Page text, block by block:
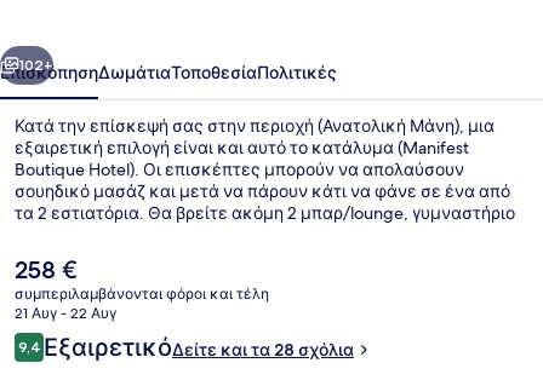
Επόμενο
102+
ΕπισκόπησηΔωμάτιαΤοποθεσίαΠολιτικές
Κατά την επίσκεψή σας στην περιοχή (Ανατολική Μάνη), μια
εξαιρετική επιλογή είναι και αυτό το κατάλυμα (Manifest
Boutique Hotel). Οι επισκέπτες μπορούν να απολαύσουν
σουηδικό μασάζ και μετά να πάρουν κάτι να φάνε σε ένα από
τα 2 εστιατόρια. Θα βρείτε ακόμη 2 μπαρ/lounge, γυμναστήριο
Η
τρέχουσα
τιμή
είναι
258 €
258 €
συμπεριλαμβάνονται φόροι και τέλη
21 Αυγ - 22 Αυγ
Σχόλια
9,49,4 στα 10
ΕξαιρετικόΔείτε και τα 28 σχόλια